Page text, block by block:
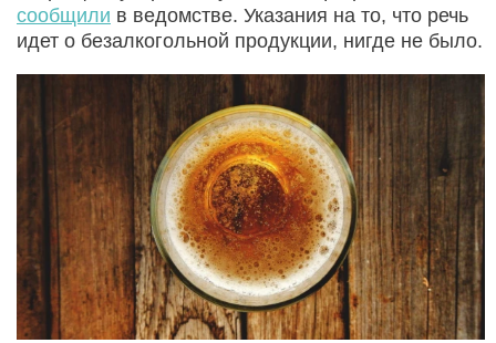
сообщили в ведомстве. Указания на то, что речь
идет о безалкогольной продукции, нигде не было.